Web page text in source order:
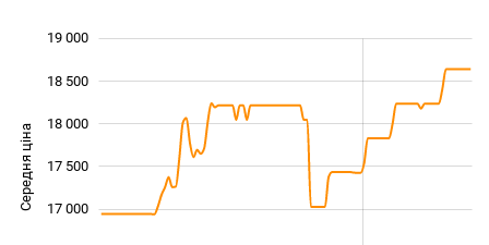
Середня ціна 16 000
17 000
17 500
18 000
18 500
19 000